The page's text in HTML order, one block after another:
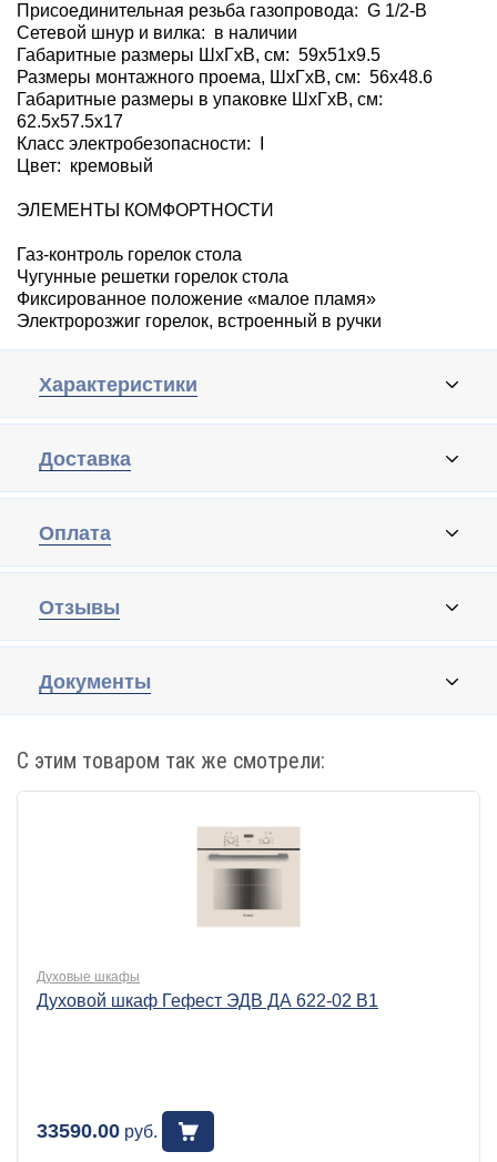
Присоединительная резьба газопровода: G 1/2-В
Сетевой шнур и вилка: в наличии
Габаритные размеры ШхГхВ, см: 59x51x9.5
Размеры монтажного проема, ШхГхВ, см: 56x48.6
Габаритные размеры в упаковке ШхГхВ, см:
62.5x57.5x17
Класс электробезопасности: I
Цвет: кремовый
ЭЛЕМЕНТЫ КОМФОРТНОСТИ
Газ-контроль горелок стола
Чугунные решетки горелок стола
Фиксированное положение «малое пламя»
Электророзжиг горелок, встроенный в ручки
Характеристики
Доставка
Оплата
Отзывы
Документы
С этим товаром так же смотрели:
Духовые шкафы
Духовой шкаф Гефест ЭДВ ДА 622-02 В1
33590.00 руб.